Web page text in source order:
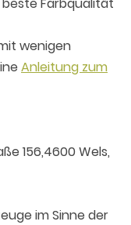
wenigen
Anleitung zum
156,4600 Wels,
im Sinne der